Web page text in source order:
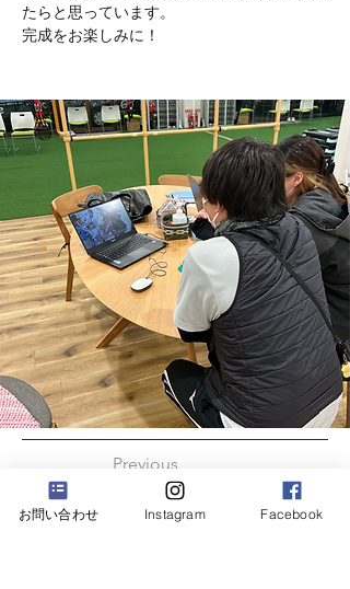
たらと思っています。
完成をお楽しみに！
Previous
Next
お問い合わせ Instagram Facebook